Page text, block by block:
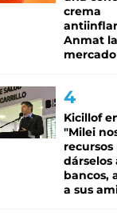
crema
Anmat
mercado
Kicillof
"Milei
recursos
dárselos
bancos,
a sus